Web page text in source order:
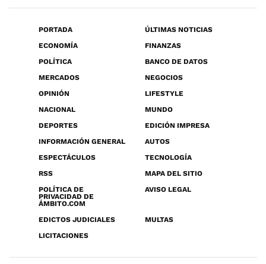
PORTADA
ÚLTIMAS NOTICIAS
ECONOMÍA
FINANZAS
POLÍTICA
BANCO DE DATOS
MERCADOS
NEGOCIOS
OPINIÓN
LIFESTYLE
NACIONAL
MUNDO
DEPORTES
EDICIÓN IMPRESA
INFORMACIÓN GENERAL
AUTOS
ESPECTÁCULOS
TECNOLOGÍA
RSS
MAPA DEL SITIO
POLÍTICA DE
PRIVACIDAD DE
ÁMBITO.COM
AVISO LEGAL
EDICTOS JUDICIALES
MULTAS
LICITACIONES